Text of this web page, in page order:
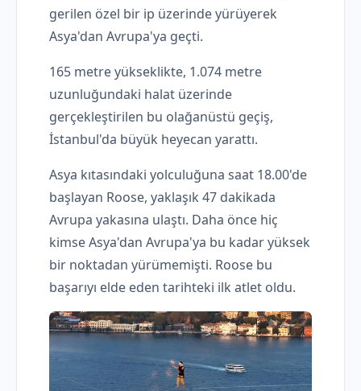
gerilen özel bir ip üzerinde yürüyerek
Asya'dan Avrupa'ya geçti.
165 metre yükseklikte, 1.074 metre
uzunluğundaki halat üzerinde
gerçekleştirilen bu olağanüstü geçiş,
İstanbul'da büyük heyecan yarattı.
Asya kıtasındaki yolculuğuna saat 18.00'de
başlayan Roose, yaklaşık 47 dakikada
Avrupa yakasına ulaştı. Daha önce hiç
kimse Asya'dan Avrupa'ya bu kadar yüksek
bir noktadan yürümemişti. Roose bu
başarıyı elde eden tarihteki ilk atlet oldu.